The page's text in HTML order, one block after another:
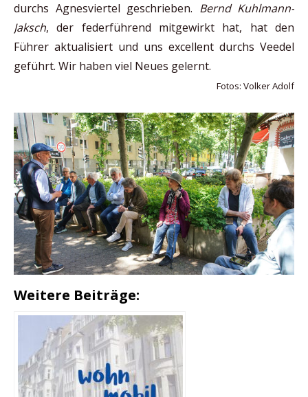
durchs Agnesviertel geschrieben. Bernd Kuhlmann-
Jaksch, der federführend mitgewirkt hat, hat den
Führer aktualisiert und uns excellent durchs Veedel
geführt. Wir haben viel Neues gelernt.
Fotos: Volker Adolf
Weitere Beiträge: